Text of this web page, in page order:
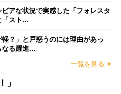
ビアな状況で実感した「フォレスタ
「スト…
？」と戸惑うのには理由があっ
なる躍進…
一覧を見る
」